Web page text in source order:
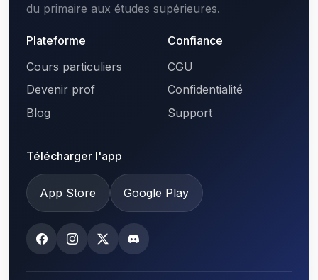
du primaire aux études supérieures.
Plateforme
Cours particuliers
Devenir prof
Blog
Confiance
CGU
Confidentialité
Support
Télécharger l'app
App Store Google Play